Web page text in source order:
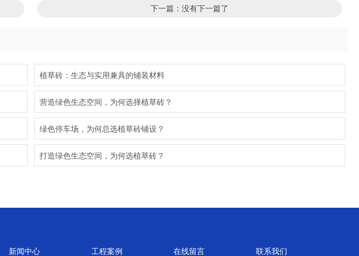
下一篇：没有下一篇了
植草砖：生态与实用兼具的铺装材料
营造绿色生态空间，为何选择植草砖？
绿色停车场，为何总选植草砖铺设？
打造绿色生态空间，为何选植草砖？
新闻中心 工程案例 在线留言 联系我们